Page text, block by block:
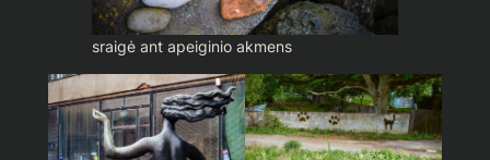
sraigė ant apeiginio akmens